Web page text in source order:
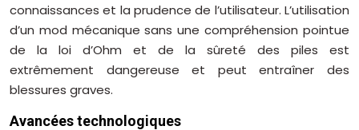
connaissances et la prudence de l’utilisateur. L’utilisation
d’un mod mécanique sans une compréhension pointue
de la loi d’Ohm et de la sûreté des piles est
extrêmement dangereuse et peut entraîner des
blessures graves.
Avancées technologiques